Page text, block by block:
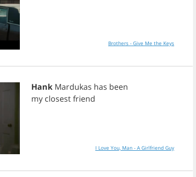
Brothers - Give Me the Keys
Hank Mardukas has been
my closestfriend
I Love You, Man - A Girlfriend Guy